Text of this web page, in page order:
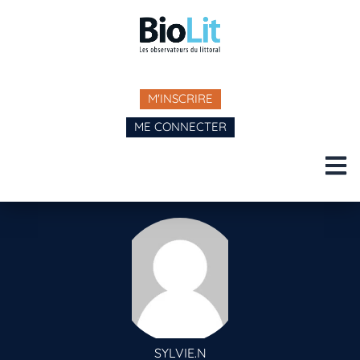
M'INSCRIRE
ME CONNECTER
SYLVIE.N